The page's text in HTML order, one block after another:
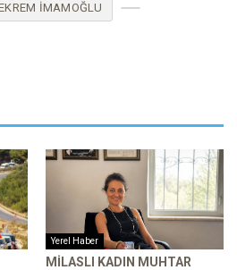
İMAMOĞLU
Yerel Haber
MILASLI KADIN MUHTAR